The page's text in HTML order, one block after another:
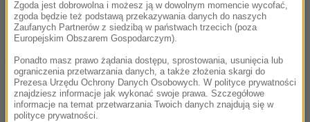
Wszystkie odcinki podcastu:
Jorge Luis Borges: "Fikcje" i "Alef" 00:11:24
"Konopielka" Edwarda Redlińskiego 00:09:43
Zgoda jest dobrowolna i możesz ją w dowolnym momencie wycofać,
zgoda będzie też podstawą przekazywania danych do naszych
Zaufanych Partnerów z siedzibą w państwach trzecich (poza
Europejskim Obszarem Gospodarczym).
Ponadto masz prawo żądania dostępu, sprostowania, usunięcia lub
ograniczenia przetwarzania danych, a także złożenia skargi do
Prezesa Urzędu Ochrony Danych Osobowych. W polityce prywatności
znajdziesz informacje jak wykonać swoje prawa. Szczegółowe
informacje na temat przetwarzania Twoich danych znajdują się w
polityce prywatności.